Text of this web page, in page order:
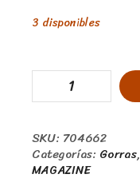
3 disponibles
SKU: 704662
Categorías: Gorras,
MAGAZINE